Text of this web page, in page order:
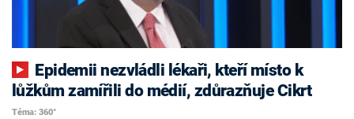
lůžkům zamířili do médií, zdůrazňuje Cikrt
Téma: 360°